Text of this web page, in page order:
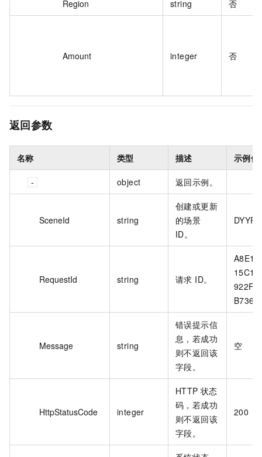
Region string 否
Amount integer 否
返回参数
名称 类型 描述 示例值
object 返回示例。
SceneId string
创建或更新
的场景
ID。
RequestId string 请求 ID。
15C1-
922F-
Message string
错误提示信
息，若成功
则不返回该
字段。
空
HttpStatusCode integer
HTTP 状态
码，若成功
则不返回该
字段。
200